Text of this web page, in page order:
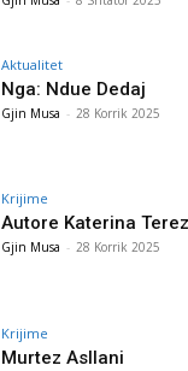
Aktualitet
Nga: Ndue Dedaj
Gjin Musa - 28 Korrik 2025
Krijime
Autore Katerina
Gjin Musa - 28 Korrik 2025
Krijime
Murtez Asllani